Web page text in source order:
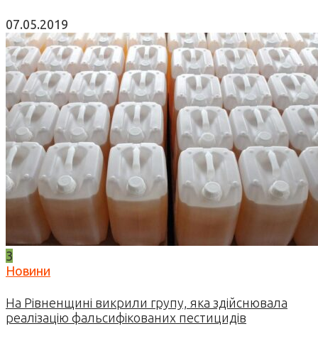
07.05.2019
3
Новини
На Рівненщині викрили групу, яка здійснювала
реалізацію фальсифікованих пестицидів